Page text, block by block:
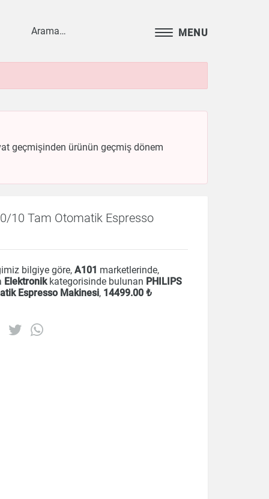
MENU
geçmişinden ürünün geçmiş dönem
10 Tam Otomatik Espresso
bilgiye göre, A101 marketlerinde,
Elektronikkategorisinde bulunan PHILIPS
Espresso Makinesi, 14499.00 ₺